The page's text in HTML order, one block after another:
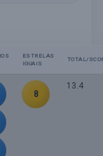
ESTRELAS
IGUAIS
TOTAL/
8
13.4